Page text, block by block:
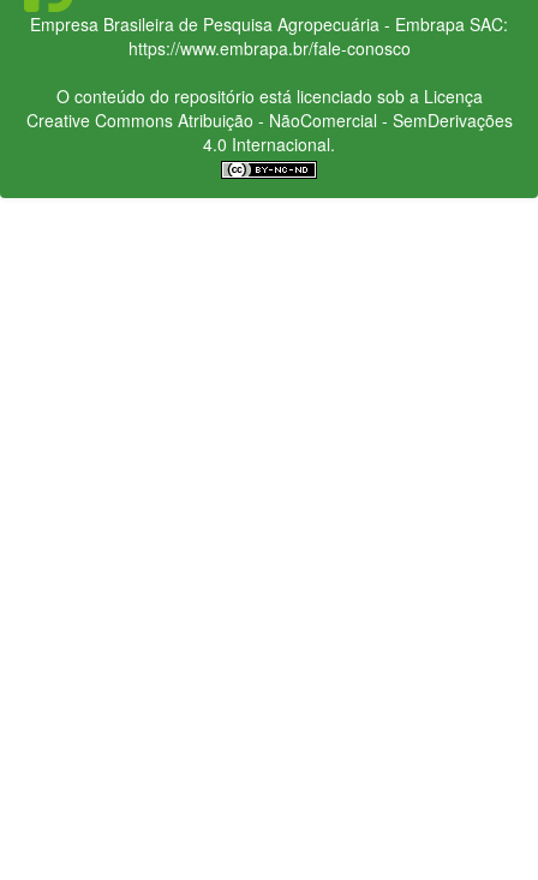
Empresa Brasileira de Pesquisa Agropecuária - Embrapa SAC:
https://www.embrapa.br/fale-conosco
O conteúdo do repositório está licenciado sob a Licença
Creative CommonsAtribuição - NãoComercial - SemDerivações
4.0 Internacional.